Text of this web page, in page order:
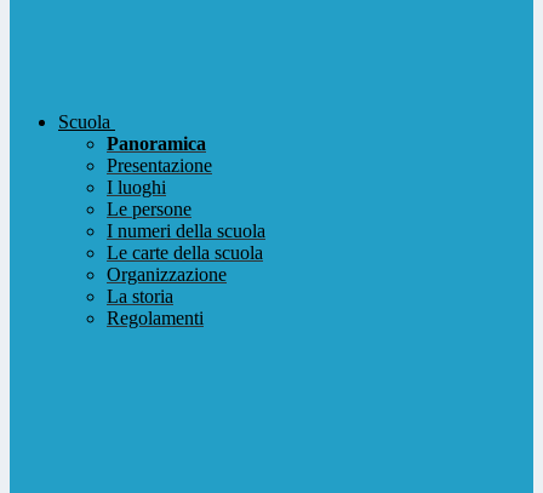
Scuola
Panoramica
Presentazione
I luoghi
Le persone
I numeri della scuola
Le carte della scuola
Organizzazione
La storia
Regolamenti